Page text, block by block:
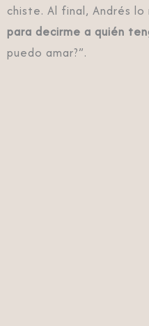
chiste. Al final, Andrés lo
para decirme a quién
puedo amar?”.